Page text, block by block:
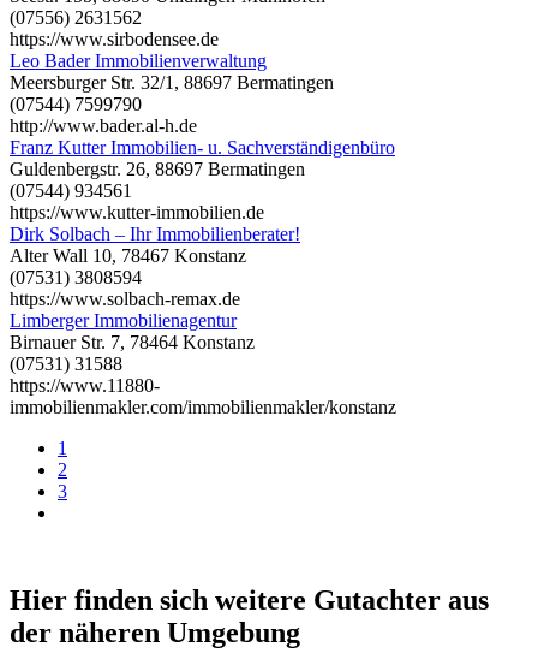
(07556) 2631562
https://www.sirbodensee.de
Leo Bader Immobilienverwaltung
Meersburger Str. 32/1, 88697 Bermatingen
(07544) 7599790
http://www.bader.al-h.de
Franz Kutter Immobilien- u. Sachverständigenbüro
Guldenbergstr. 26, 88697 Bermatingen
(07544) 934561
https://www.kutter-immobilien.de
Dirk Solbach – Ihr Immobilienberater!
Alter Wall 10, 78467 Konstanz
(07531) 3808594
https://www.solbach-remax.de
Limberger Immobilienagentur
Birnauer Str. 7, 78464 Konstanz
(07531) 31588
https://www.11880-
immobilienmakler.com/immobilienmakler/konstanz
1
2
3
Hier finden sich weitere Gutachter aus
der näheren Umgebung